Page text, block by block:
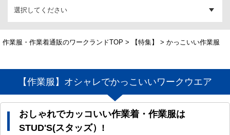
作業服・作業着通販のワークランドTOP > 【特集】 > かっこいい作業服
【作業服】オシャレでかっこいいワークウエア
おしゃれでカッコいい作業着・作業服は
STUD'S(スタッズ）!